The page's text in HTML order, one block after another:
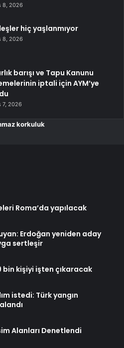
8, 2026
hiç yaşlanmıyor
8, 2026
barışı ve Tapu Kanunu
iptali için AYM’ye
7, 2026
korkuluk
Roma’da yapılacak
Erdoğan yeniden aday
sertleşir
bin kişiyi işten çıkaracak
istedi: Türk yangın
Alanları Denetlendi